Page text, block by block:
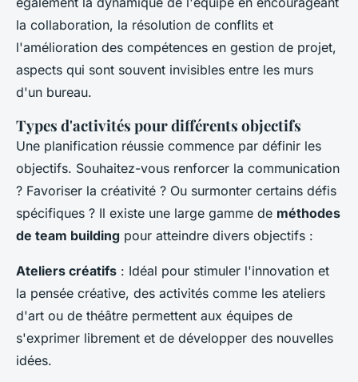
la collaboration, la résolution de conflits et
l'amélioration des compétences en gestion de projet,
aspects qui sont souvent invisibles entre les murs
d'un bureau.
Types d'activités pour différents objectifs
Une planification réussie commence par définir les
objectifs. Souhaitez-vous renforcer la communication
? Favoriser la créativité ? Ou surmonter certains défis
spécifiques ? Il existe une large gamme de méthodes
de team building pour atteindre divers objectifs :
Ateliers créatifs : Idéal pour stimuler l'innovation et
la pensée créative, des activités comme les ateliers
d'art ou de théâtre permettent aux équipes de
s'exprimer librement et de développer des nouvelles
idées.